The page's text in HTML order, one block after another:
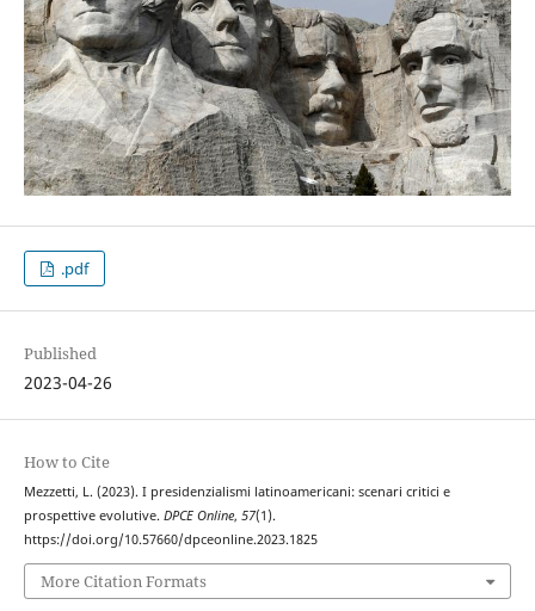
.pdf
Published
2023-04-26
How to Cite
Mezzetti, L. (2023). I presidenzialismi latinoamericani: scenari critici e
prospettive evolutive. DPCE Online, 57(1).
https://doi.org/10.57660/dpceonline.2023.1825
More Citation Formats